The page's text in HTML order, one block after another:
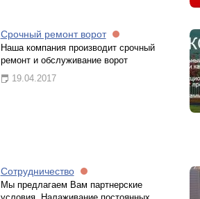
Срочный ремонт ворот
Наша компания производит срочный
ремонт и обслуживание ворот
19.04.2017
Сотрудничество
Мы предлагаем Вам партнерские